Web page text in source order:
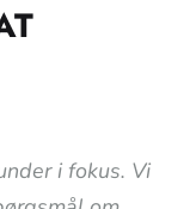
i fokus. Vi